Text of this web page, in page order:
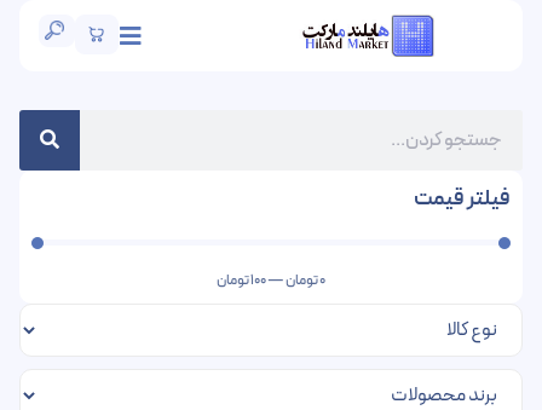
فیلتر قیمت
تومان—
100تومان